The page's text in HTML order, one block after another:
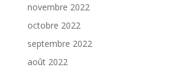
novembre 2022
octobre 2022
septembre 2022
août 2022